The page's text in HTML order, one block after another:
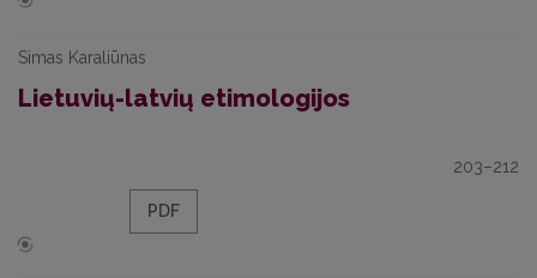
Simas Karaliūnas
Lietuvių-latvių etimologijos
203–212
PDF